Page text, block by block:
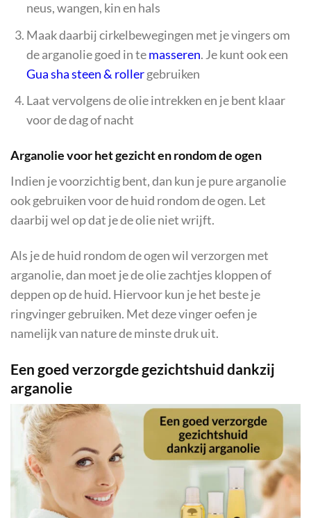
neus, wangen, kin en hals
Maak daarbij cirkelbewegingen met je vingers om
de arganolie goed in temasseren. Je kunt ook een
Gua sha steen & rollergebruiken
Laat vervolgens de olie intrekken en je bent klaar
voor de dag of nacht
Arganolie voor het gezicht en rondom de ogen
Indien je voorzichtig bent, dan kun je pure arganolie
ook gebruiken voor de huid rondom de ogen. Let
daarbij wel op dat je de olie niet wrijft.
Als je de huid rondom de ogen wil verzorgen met
arganolie, dan moet je de olie zachtjes kloppen of
deppen op de huid. Hiervoor kun je het beste je
ringvinger gebruiken. Met deze vinger oefen je
namelijk van nature de minste druk uit.
Een goed verzorgde gezichtshuid dankzij
arganolie